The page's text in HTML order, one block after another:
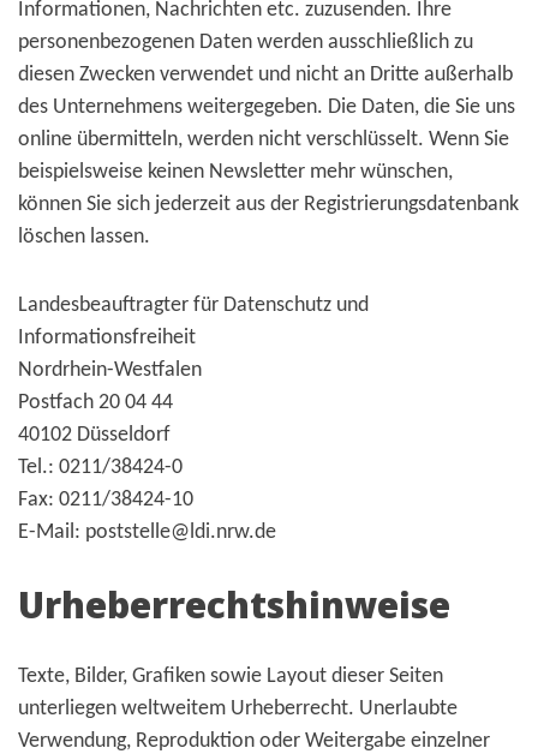
Informationen, Nachrichten etc. zuzusenden. Ihre
personenbezogenen Daten werden ausschließlich zu
diesen Zwecken verwendet und nicht an Dritte außerhalb
des Unternehmens weitergegeben. Die Daten, die Sie uns
online übermitteln, werden nicht verschlüsselt. Wenn Sie
beispielsweise keinen Newsletter mehr wünschen,
können Sie sich jederzeit aus der Registrierungsdatenbank
löschen lassen.
Landesbeauftragter für Datenschutz und
Informationsfreiheit
Nordrhein-Westfalen
Postfach 20 04 44
40102 Düsseldorf
Tel.: 0211/38424-0
Fax: 0211/38424-10
E-Mail: poststelle@ldi.nrw.de
Urheberrechtshinweise
Texte, Bilder, Grafiken sowie Layout dieser Seiten
unterliegen weltweitem Urheberrecht. Unerlaubte
Verwendung, Reproduktion oder Weitergabe einzelner